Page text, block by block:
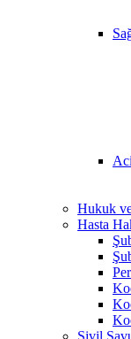
Hukuk
Hasta
Sivil